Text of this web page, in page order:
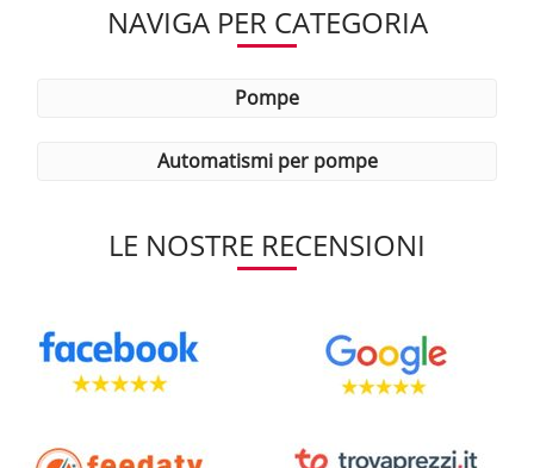
NAVIGA PER CATEGORIA
pompe
automatismi per pompe
LE NOSTRE RECENSIONI